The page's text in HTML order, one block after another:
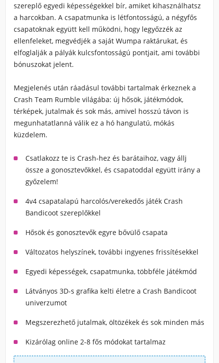
szereplő egyedi képességekkel bír, amiket kihasználhatsz
a harcokban. A csapatmunka is létfontosságú, a négyfős
csapatoknak együtt kell működni, hogy legyőzzék az
ellenfeleket, megvédjék a saját Wumpa raktárukat, és
elfoglalják a pályák kulcsfontosságú pontjait, ami további
bónuszokat jelent.
Megjelenés után ráadásul további tartalmak érkeznek a
Crash Team Rumble világába: új hősök, játékmódok,
térképek, jutalmak és sok más, amivel hosszú távon is
megunhatatlanná válik ez a hó hangulatú, mókás
küzdelem.
Csatlakozz te is Crash-hez és barátaihoz, vagy állj
össze a gonosztevőkkel, és csapatoddal együtt irány a
győzelem!
4v4 csapatalapú harcolós/verekedős játék Crash
Bandicoot szereplőkkel
Hősök és gonosztevők egyre bővülő csapata
Változatos helyszínek, további ingyenes frissítésekkel
Egyedi képességek, csapatmunka, többféle játékmód
Látványos 3D-s grafika kelti életre a Crash Bandicoot
univerzumot
Megszerezhető jutalmak, öltözékek és sok minden más
Kizárólag online 2-8 fős módokat tartalmaz